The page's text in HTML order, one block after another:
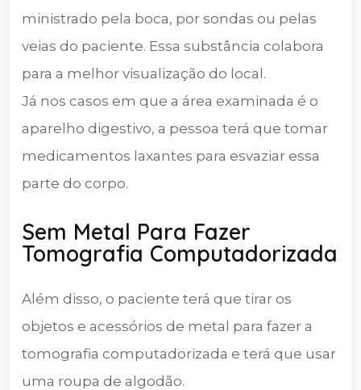
ministrado pela boca, por sondas ou pelas
veias do paciente. Essa substância colabora
para a melhor visualização do local.
Já nos casos em que a área examinada é o
aparelho digestivo, a pessoa terá que tomar
medicamentos laxantes para esvaziar essa
parte do corpo.
Sem Metal Para Fazer
Tomografia Computadorizada
Além disso, o paciente terá que tirar os
objetos e acessórios de metal para fazer a
tomografia computadorizada e terá que usar
uma roupa de algodão.